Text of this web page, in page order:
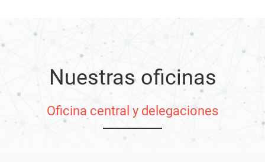
Nuestras oficinas
Oficina central y delegaciones